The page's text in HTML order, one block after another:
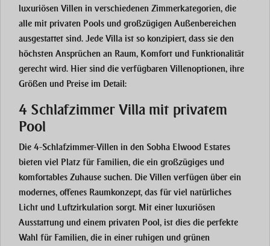
luxuriösen Villen in verschiedenen Zimmerkategorien, die
alle mit privaten Pools und großzügigen Außenbereichen
ausgestattet sind. Jede Villa ist so konzipiert, dass sie den
höchsten Ansprüchen an Raum, Komfort und Funktionalität
gerecht wird. Hier sind die verfügbaren Villenoptionen, ihre
Größen und Preise im Detail:
4 Schlafzimmer Villa mit privatem
Pool
Die 4-Schlafzimmer-Villen in den Sobha Elwood Estates
bieten viel Platz für Familien, die ein großzügiges und
komfortables Zuhause suchen. Die Villen verfügen über ein
modernes, offenes Raumkonzept, das für viel natürliches
Licht und Luftzirkulation sorgt. Mit einer luxuriösen
Ausstattung und einem privaten Pool, ist dies die perfekte
Wahl für Familien, die in einer ruhigen und grünen